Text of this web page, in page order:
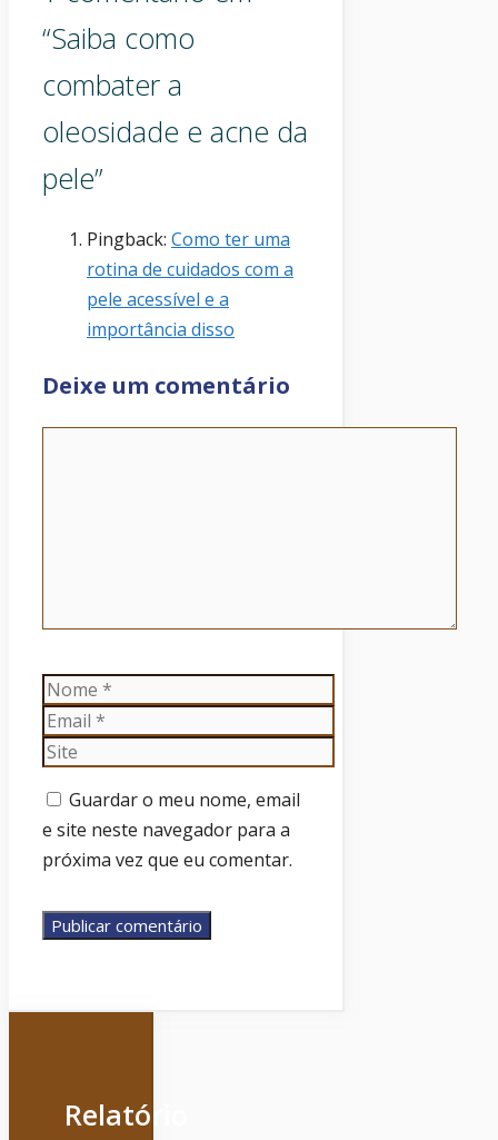
“Saiba como
combater a
oleosidade e acne da
pele”
Pingback: Como ter uma
rotina de cuidados com a
pele acessível e a
importância disso
Deixe um comentário
Nome
Email
Site
Guardar o meu nome, email
e site neste navegador para a
próxima vez que eu comentar.
Relatório